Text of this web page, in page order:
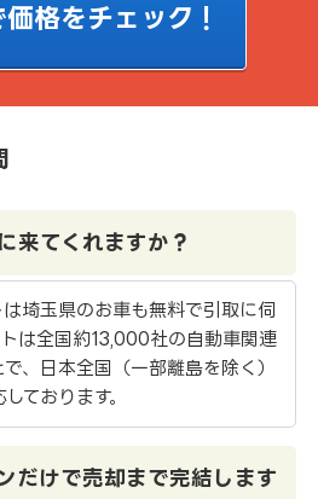
格をチェック！
来てくれますか？
埼玉県のお車も無料で引取に伺
は全国約13,000社の自動車関連
、日本全国（一部離島を除く）
ております。
だけで売却まで完結します